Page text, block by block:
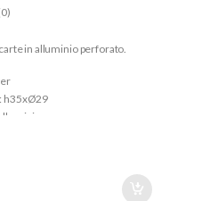
in alluminio perforato.
h35xØ29